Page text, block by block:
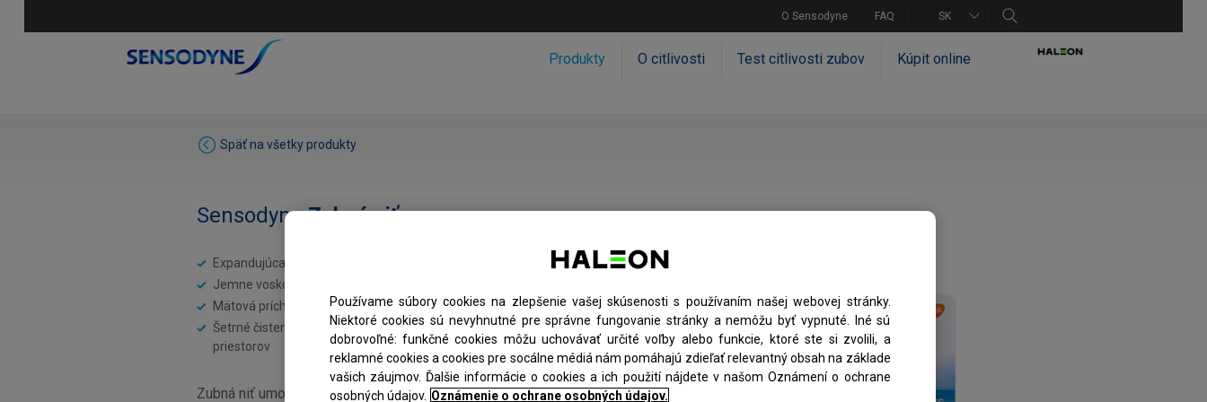
O Sensodyne FAQ SK
Produkty O citlivosti Test citlivosti zubov Kúpit online
Späť na všetky produkty
SensodyneZubná niť
Expandujúca zubná niť
Jemne voskovaná
Mätová príchuť
Šetrné čistenie medzizubných
priestorov
Zubná niť umožňujúca lepšie vyčistenie medzizubných
Používame súbory cookies na zlepšenie vašej skúsenosti s používaním našej webovej stránky.
Niektoré cookies sú nevyhnutné pre správne fungovanie stránky a nemôžu byť vypnuté. Iné sú
dobrovoľné: funkčné cookies môžu uchovávať určité voľby alebo funkcie, ktoré ste si zvolili, a
reklamné cookies a cookies pre socálne médiá nám pomáhajú zdieľať relevantný obsah na základe
vašich záujmov. Ďalšie informácie o cookies a ich použití nájdete v našom Oznámení o ochrane
osobných údajov. Oznámenie o ochrane osobných údajov.